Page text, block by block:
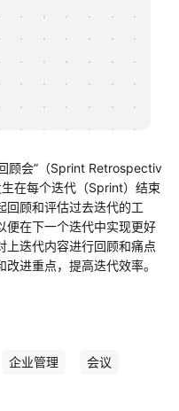
顾会”（Sprint Retrospectiv
在每个迭代（Sprint）结束
回顾和评估过去迭代的工
便在下一个迭代中实现更好
上迭代内容进行回顾和痛点
进重点，提高迭代效率。
企业管理 会议